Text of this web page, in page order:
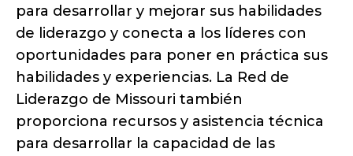
para desarrollar y mejorar sus habilidades
de liderazgo y conecta a los líderes con
oportunidades para poner en práctica sus
habilidades y experiencias. La Red de
Liderazgo de Missouri también
proporciona recursos y asistencia técnica
para desarrollar la capacidad de las